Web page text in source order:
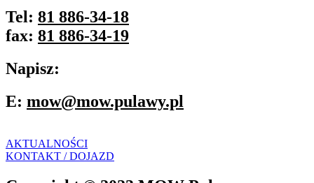
Tel: 81 886-34-18
fax: 81 886-34-19
Napisz:
E: mow@mow.pulawy.pl
AKTUALNOŚCI
KONTAKT / DOJAZD